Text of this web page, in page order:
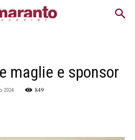
maglie e sponsor
2024 849